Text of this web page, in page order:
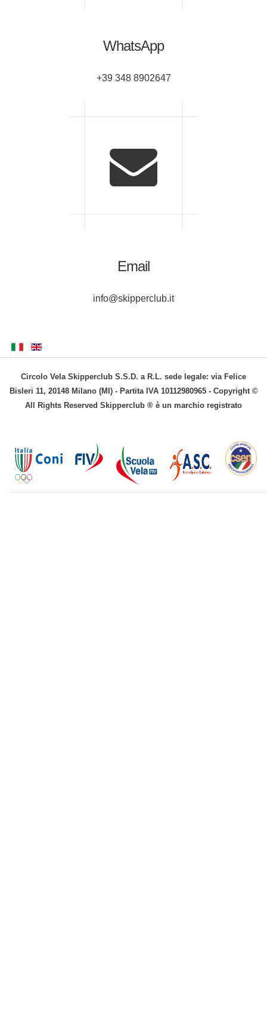
WhatsApp
+39 348 8902647
Email
info@skipperclub.it
Circolo Vela Skipperclub S.S.D. a R.L. sede legale: via Felice
Bisleri 11, 20148 Milano (MI) - Partita IVA 10112980965 - Copyright ©
All Rights Reserved Skipperclub ® è un marchio registrato